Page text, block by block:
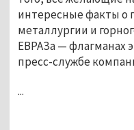
интересные факты о
металлургии и
ЕВРАЗа — флагманах
пресс-службе
...